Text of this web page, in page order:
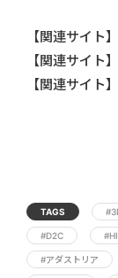
【関連サイト】
【関連サイト】
【関連サイト】
TAGS
#D2C
#アダストリア